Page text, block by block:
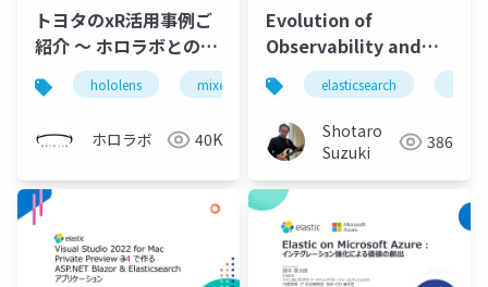
トヨタのxR活用事例ご
紹介 ～ ホロラボとの開
発秘話を中心に (ホロラ
ボカンファレンス 2022
トヨタ自動車株式会社
栢野様 発表スライド)
hololens mixed reality holoconf22
ホロラボ 40K
Evolution of
Observability and
APM with using
Elastic and Microsoft
Azure
elasticsearch
Shotaro
Suzuki
386